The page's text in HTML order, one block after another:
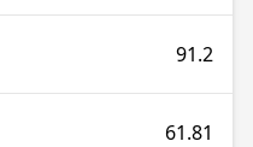
91.2
61.81